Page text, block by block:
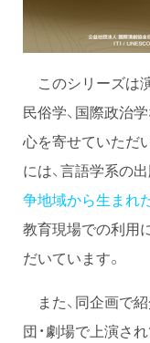
このシリーズは
民俗学、国際政治
心を寄せていただ
には、言語学系の
争地域から生まれ
教育現場での利用
だいています。
また、同企画で
団・劇場で上演さ